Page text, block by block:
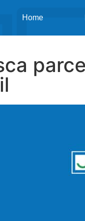
Home